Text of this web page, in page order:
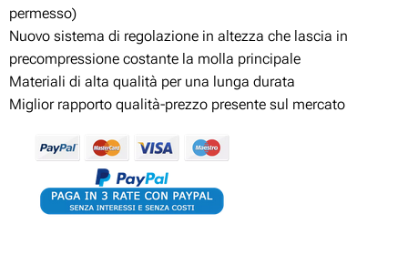
permesso)
Nuovo sistema di regolazione in altezza che lascia in
precompressione costante la molla principale
Materiali di alta qualità per una lunga durata
Miglior rapporto qualità-prezzo presente sul mercato